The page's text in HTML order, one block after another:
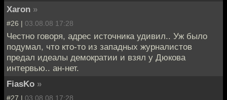
Xaron »
#26 | 03.08.08 17:28
Честно говоря, адрес источника удивил.. Уж было
подумал, что кто-то из западных журналистов
предал идеалы демократии и взял у Дюкова
интервью.. ан-нет.
FiasKo »
#27 | 03.08.08 17:28